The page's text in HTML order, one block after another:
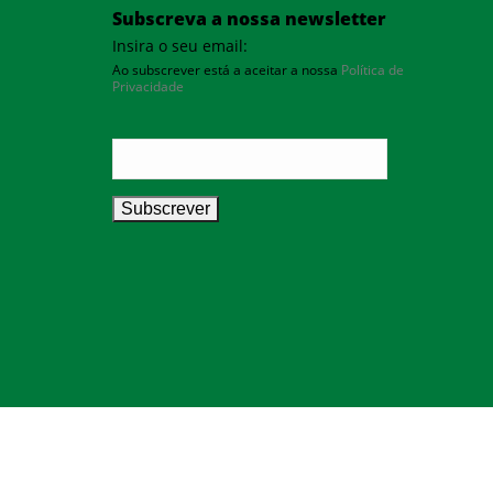
Subscreva a nossa newsletter
Insira o seu email:
Ao subscrever está a aceitar a nossa Política de
Privacidade